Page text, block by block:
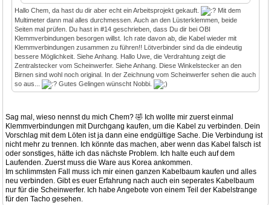
Hallo Chem, da hast du dir aber echt ein Arbeitsprojekt gekauft.
Mit dem
Multimeter dann mal alles durchmessen. Auch an den Lüsterklemmen, beide
Seiten mal prüfen. Du hast in #14 geschrieben, dass Du dir bei OBI
Klemmverbindungen besorgen willst. Ich rate davon ab, die Kabel wieder mit
Klemmverbindungen zusammen zu führen!! Lötverbinder sind da die eindeutig
bessere Möglichkeit. Siehe Anhang. Hallo Uwe, die Verdrahtung zeigt die
Zentralstecker vom Scheinwerfer. Siehe Anhang. Diese Winkelstecker an den
Birnen sind wohl noch original. In der Zeichnung vom Scheinwerfer sehen die auch
so aus...
Gutes Gelingen wünscht Nobbi.
Sag mal, wieso nennst du mich Chem? 🤣 Ich wollte mir zuerst einmal
Klemmverbindungen mit Durchgang kaufen, um die Kabel zu verbinden. Dein
Vorschlag mit dem Löten ist ja dann eine endgültige Sache. Die Verbindung ist
nicht mehr zu trennen. Ich könnte das machen, aber wenn das Kabel falsch ist
oder sonstiges, hätte ich das nächste Problem. Ich halte euch auf dem
Laufenden. Zuerst muss die Ware aus Korea ankommen.
Im schlimmsten Fall muss ich mir einen ganzen Kabelbaum kaufen und alles
neu verbinden. Gibt es euer Erfahrung nach auch ein seperates Kabelbaum
nur für die Scheinwerfer. Ich habe Angebote von einem Teil der Kabelstrange
für den Tacho gesehen.